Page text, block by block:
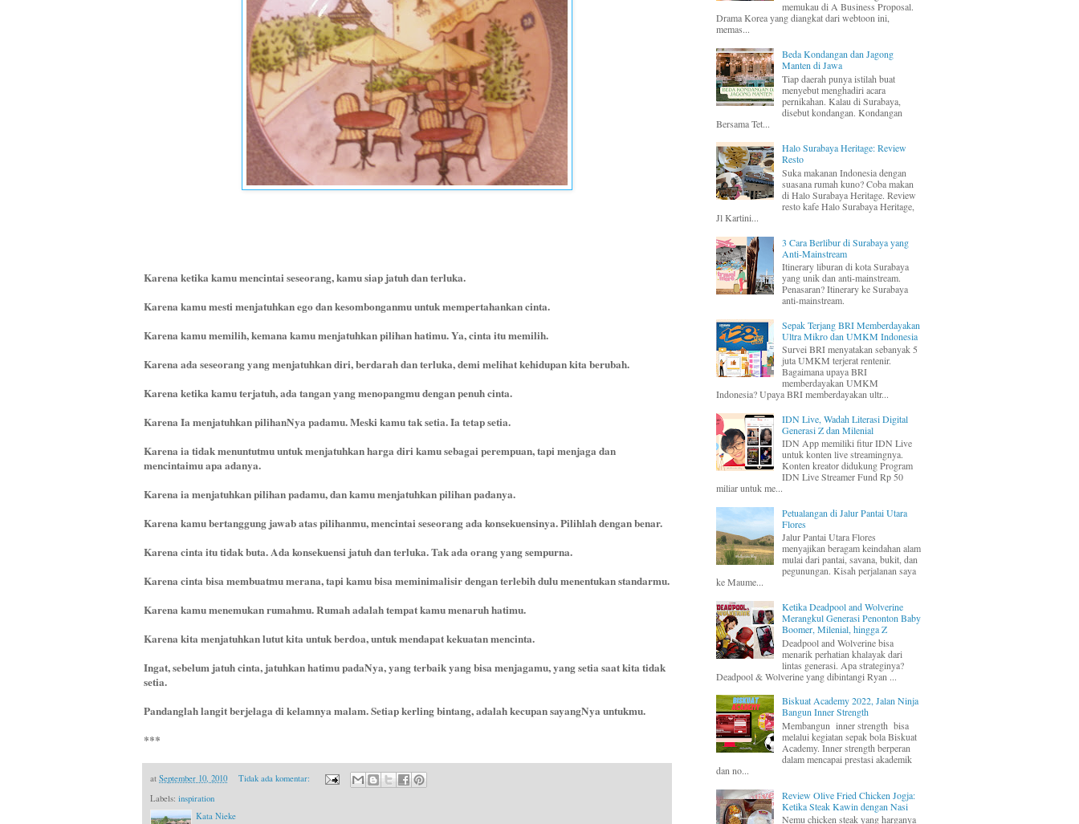
Karena ketika kamu mencintai seseorang, kamu siap jatuh dan terluka.
Karena kamu mesti menjatuhkan ego dan kesombonganmu untuk mempertahankan cinta.
Karena kamu memilih, kemana kamu menjatuhkan pilihan hatimu. Ya, cinta itu memilih.
Karena ada seseorang yang menjatuhkan diri, berdarah dan terluka, demi melihat kehidupan kita berubah.
Karena ketika kamu terjatuh, ada tangan yang menopangmu dengan penuh cinta.
Karena Ia menjatuhkan pilihanNya padamu. Meski kamu tak setia. Ia tetap setia.
Karena ia tidak menuntutmu untuk menjatuhkan harga diri kamu sebagai perempuan, tapi menjaga dan
mencintaimu apa adanya.
Karena ia menjatuhkan pilihan padamu, dan kamu menjatuhkan pilihan padanya.
Karena kamu bertanggung jawab atas pilihanmu, mencintai seseorang ada konsekuensinya. Pilihlah dengan benar.
Karena cinta itu tidak buta. Ada konsekuensi jatuh dan terluka. Tak ada orang yang sempurna.
Karena cinta bisa membuatmu merana, tapi kamu bisa meminimalisir dengan terlebih dulu menentukan standarmu.
Karena kamu menemukan rumahmu. Rumah adalah tempat kamu menaruh hatimu.
Karena kita menjatuhkan lutut kita untuk berdoa, untuk mendapat kekuatan mencinta.
Ingat, sebelum jatuh cinta, jatuhkan hatimu padaNya, yang terbaik yang bisa menjagamu, yang setia saat kita tidak
setia.
Pandanglah langit berjelaga di kelamnya malam. Setiap kerling bintang, adalah kecupan sayangNya untukmu.
***
at September 10, 2010
Tidak ada komentar:
Labels: inspiration
Kata Nieke
memukau di A Business Proposal.
Drama Korea yang diangkat dari webtoon ini,
memas...
Beda Kondangan dan Jagong
Manten di Jawa
Tiap daerah punya istilah buat
menyebut menghadiri acara
pernikahan. Kalau di Surabaya,
disebut kondangan. Kondangan
Bersama Tet...
Halo Surabaya Heritage: Review
Resto
Suka makanan Indonesia dengan
suasana rumah kuno? Coba makan
di Halo Surabaya Heritage. Review
resto kafe Halo Surabaya Heritage,
Jl Kartini...
3 Cara Berlibur di Surabaya yang
Anti-Mainstream
Itinerary liburan di kota Surabaya
yang unik dan anti-mainstream.
Penasaran? Itinerary ke Surabaya
anti-mainstream.
Sepak Terjang BRI Memberdayakan
Ultra Mikro dan UMKM Indonesia
Survei BRI menyatakan sebanyak 5
juta UMKM terjerat rentenir.
Bagaimana upaya BRI
memberdayakan UMKM
Indonesia? Upaya BRI memberdayakan ultr...
IDN Live, Wadah Literasi Digital
Generasi Z dan Milenial
IDN App memiliki fitur IDN Live
untuk konten live streamingnya.
Konten kreator didukung Program
IDN Live Streamer Fund Rp 50
miliar untuk me...
Petualangan di Jalur Pantai Utara
Flores
Jalur Pantai Utara Flores
menyajikan beragam keindahan alam
mulai dari pantai, savana, bukit, dan
pegunungan. Kisah perjalanan saya
ke Maume...
Ketika Deadpool and Wolverine
Merangkul Generasi Penonton Baby
Boomer, Milenial, hingga Z
Deadpool and Wolverine bisa
menarik perhatian khalayak dari
lintas generasi. Apa strateginya?
Deadpool & Wolverine yang dibintangi Ryan ...
Biskuat Academy 2022, Jalan Ninja
Bangun Inner Strength
Membangun inner strength bisa
melalui kegiatan sepak bola Biskuat
Academy. Inner strength berperan
dalam mencapai prestasi akademik
dan no...
Review Olive Fried Chicken Jogja:
Ketika Steak Kawin dengan Nasi
Nemu chicken steak yang harganya